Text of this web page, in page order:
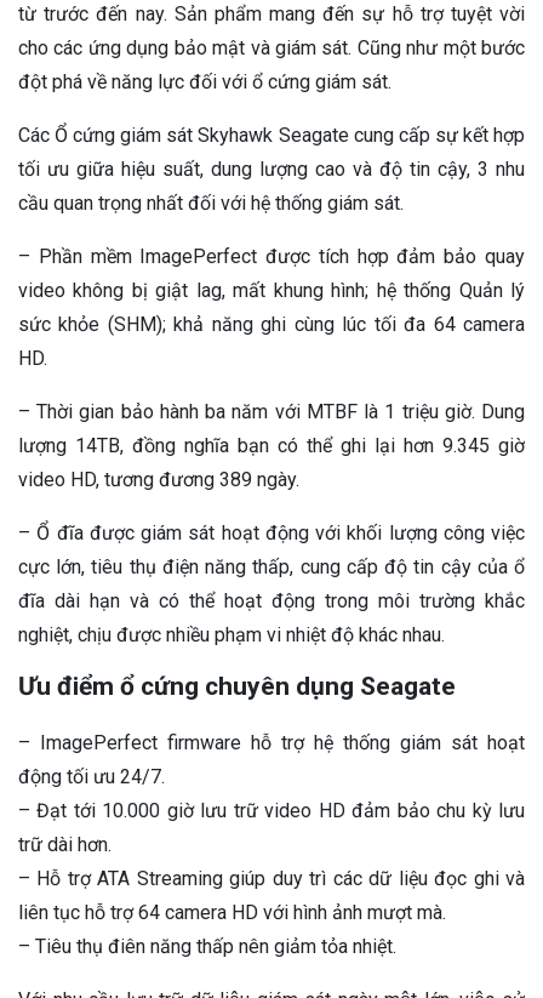
từ trước đến nay. Sản phẩm mang đến sự hỗ trợ tuyệt vời
cho các ứng dụng bảo mật và giám sát. Cũng như một bước
đột phá về năng lực đối với ổ cứng giám sát.
Các Ổ cứng giám sát Skyhawk Seagate cung cấp sự kết hợp
tối ưu giữa hiệu suất, dung lượng cao và độ tin cậy, 3 nhu
cầu quan trọng nhất đối với hệ thống giám sát.
– Phần mềm ImagePerfect được tích hợp đảm bảo quay
video không bị giật lag, mất khung hình; hệ thống Quản lý
sức khỏe (SHM); khả năng ghi cùng lúc tối đa 64 camera
HD.
– Thời gian bảo hành ba năm với MTBF là 1 triệu giờ. Dung
lượng 14TB, đồng nghĩa bạn có thể ghi lại hơn 9.345 giờ
video HD, tương đương 389 ngày.
– Ổ đĩa được giám sát hoạt động với khối lượng công việc
cực lớn, tiêu thụ điện năng thấp, cung cấp độ tin cậy của ổ
đĩa dài hạn và có thể hoạt động trong môi trường khắc
nghiệt, chịu được nhiều phạm vi nhiệt độ khác nhau.
Ưu điểm ổ cứng chuyên dụng Seagate
– ImagePerfect firmware hỗ trợ hệ thống giám sát hoạt
động tối ưu 24/7.
– Đạt tới 10.000 giờ lưu trữ video HD đảm bảo chu kỳ lưu
trữ dài hơn.
– Hỗ trợ ATA Streaming giúp duy trì các dữ liệu đọc ghi và
liên tục hỗ trợ 64 camera HD với hình ảnh mượt mà.
– Tiêu thụ điên năng thấp nên giảm tỏa nhiệt.